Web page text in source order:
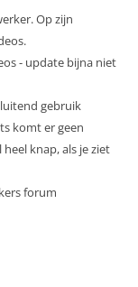
Op zijn
- update bijna niet
gebruik
komt er geen
knap, als je ziet
forum